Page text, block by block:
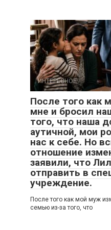
ИНТЕРЕСНОЕ
После того как
мне и бросил
того, что наша
аутичной, мои
нас к себе. Но
отношение
заявили, что
отправить в
учреждение.
После того как мой муж
семью из-за того, что